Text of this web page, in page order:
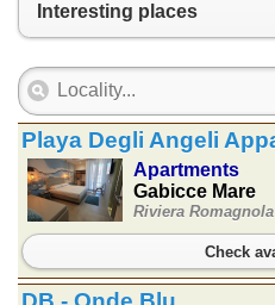
Interesting places
Playa Degli Angeli
Apartments
Gabicce Mare
Riviera
Check